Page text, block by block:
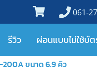
061-
รีวิว ผ่อนแบบไม่ใช้บั
200A ขนาด 6.9 คิว